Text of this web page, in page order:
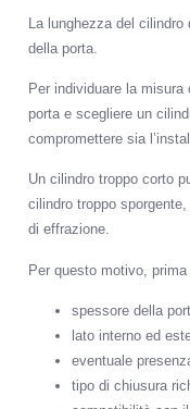
La lunghezza del
della porta.
Per individuare la
porta e scegliere un
compromettere sia
Un cilindro troppo corto
cilindro troppo
di effrazione.
Per questo motivo,
spessore della
lato interno ed
eventuale
tipo di chiusura